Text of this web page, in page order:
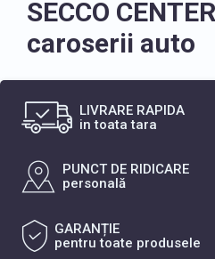
SECCO
caroserii auto
LIVRARE RAPIDA
in toata tara
PUNCT DE RIDICARE
personală
GARANȚIE
pentru toate produsele